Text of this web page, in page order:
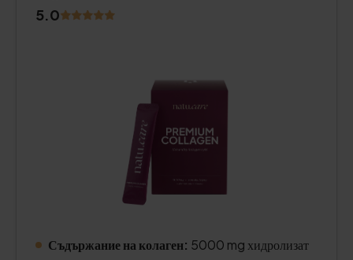
5.0
Съдържание на колаген: 5000 mg хидролизат